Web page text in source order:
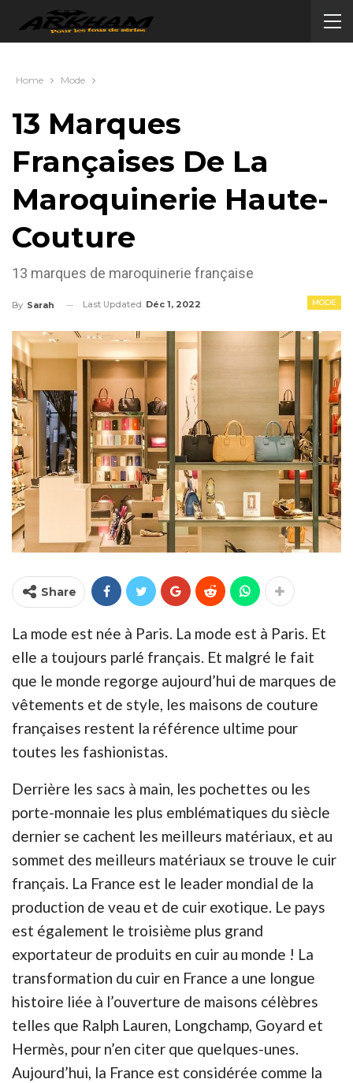
Home Mode
13 Marques
Françaises De La
Maroquinerie Haute-
Couture
13 marques de maroquinerie française
MODE
By Sarah Last Updated Déc 1, 2022
Share
La mode est née à Paris. La mode est à Paris. Et
elle a toujours parlé français. Et malgré le fait
que le monde regorge aujourd’hui de marques de
vêtements et de style, les maisons de couture
françaises restent la référence ultime pour
toutes les fashionistas.
Derrière les sacs à main, les pochettes ou les
porte-monnaie les plus emblématiques du siècle
dernier se cachent les meilleurs matériaux, et au
sommet des meilleurs matériaux se trouve le cuir
français. La France est le leader mondial de la
production de veau et de cuir exotique. Le pays
est également le troisième plus grand
exportateur de produits en cuir au monde ! La
transformation du cuir en France a une longue
histoire liée à l’ouverture de maisons célèbres
telles que Ralph Lauren, Longchamp, Goyard et
Hermès, pour n’en citer que quelques-unes.
Aujourd’hui, la France est considérée comme la